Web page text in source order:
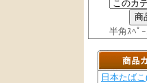
半角ｽﾍﾟ
日本たばこ